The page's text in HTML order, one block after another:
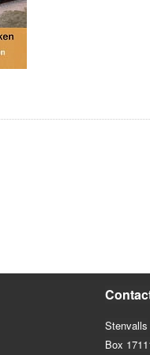
Stenvalls
Box